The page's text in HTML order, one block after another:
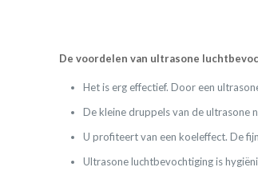
De voordelen van ultrasone
Het is erg effectief. Door een
De kleine druppels van de ultrasone
U profiteert van een koeleffect. De
Ultrasone luchtbevochtiging is